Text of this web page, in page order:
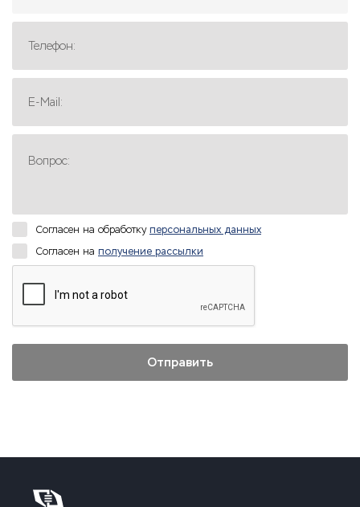
Телефон:
E-Mail:
Вопрос:
Согласен на обработкуперсональных данных
Согласен на получение рассылки